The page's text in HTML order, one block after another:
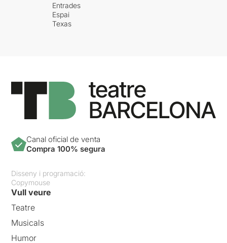
Entrades
Espai
Texas
Canal oficial de venta
Compra 100% segura
Disseny i programació:
Copymouse
Vull veure
Teatre
Musicals
Humor